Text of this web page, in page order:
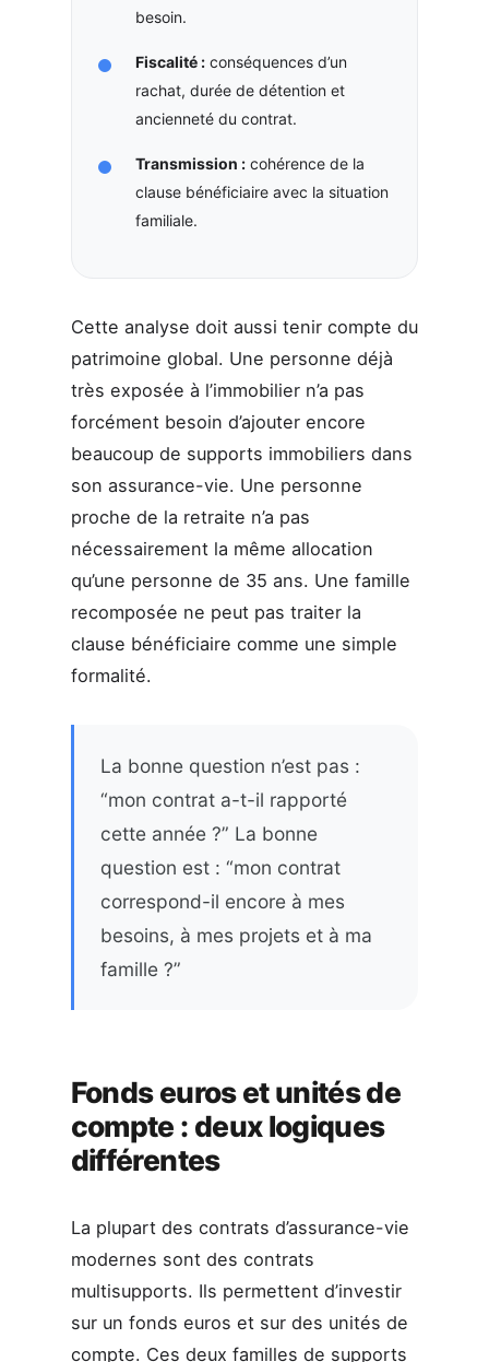
besoin.
Fiscalité :conséquences d’un
rachat, durée de détention et
ancienneté du contrat.
Transmission :cohérence de la
clause bénéficiaire avec la situation
familiale.
Cette analyse doit aussi tenir compte du
patrimoine global. Une personne déjà
très exposée à l’immobilier n’a pas
forcément besoin d’ajouter encore
beaucoup de supports immobiliers dans
son assurance-vie. Une personne
proche de la retraite n’a pas
nécessairement la même allocation
qu’une personne de 35 ans. Une famille
recomposée ne peut pas traiter la
clause bénéficiaire comme une simple
formalité.
La bonne question n’est pas :
“mon contrat a-t-il rapporté
cette année ?” La bonne
question est : “mon contrat
correspond-il encore à mes
besoins, à mes projets et à ma
famille ?”
Fonds euros et unités de
compte : deux logiques
différentes
La plupart des contrats d’assurance-vie
modernes sont des contrats
multisupports. Ils permettent d’investir
sur un fonds euros et sur des unités de
compte. Ces deux familles de supports